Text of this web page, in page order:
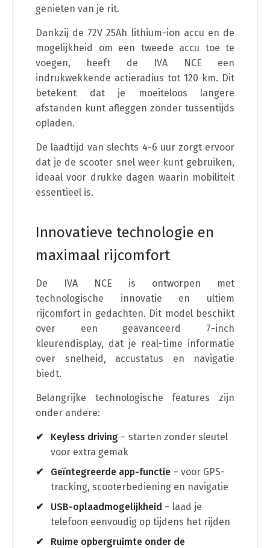
genieten van je rit.
Dankzij de 72V 25Ah lithium-ion accu en de
mogelijkheid om een tweede accu toe te
voegen, heeft de IVA NCE een
indrukwekkende actieradius tot 120 km. Dit
betekent dat je moeiteloos langere
afstanden kunt afleggen zonder tussentijds
opladen.
De laadtijd van slechts 4-6 uur zorgt ervoor
dat je de scooter snel weer kunt gebruiken,
ideaal voor drukke dagen waarin mobiliteit
essentieel is.
Innovatieve technologie en
maximaal rijcomfort
De IVA NCE is ontworpen met
technologische innovatie en ultiem
rijcomfort in gedachten. Dit model beschikt
over een geavanceerd 7-inch
kleurendisplay, dat je real-time informatie
over snelheid, accustatus en navigatie
biedt.
Belangrijke technologische features zijn
onder andere:
Keyless driving – starten zonder sleutel
voor extra gemak
Geïntegreerde app-functie – voor GPS-
tracking, scooterbediening en navigatie
USB-oplaadmogelijkheid – laad je
telefoon eenvoudig op tijdens het rijden
Ruime opbergruimte onder de